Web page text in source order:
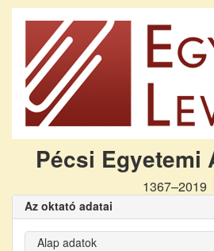
Pécsi Egyetemi
1367–2019
Az oktató adatai
Alap adatok